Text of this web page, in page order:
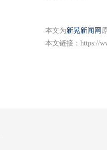
本文为新晃新闻网
本文链接： https://